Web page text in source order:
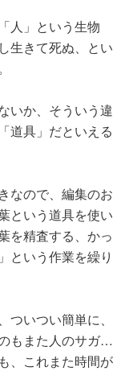
人」という生物
生きて死ぬ、とい
いか、そういう違
道具」だといえる
なので、編集のお
という道具を使い
を精査する、かっ
という作業を繰り
いつい簡単に、
もまた人のサガ…
、これまた時間が